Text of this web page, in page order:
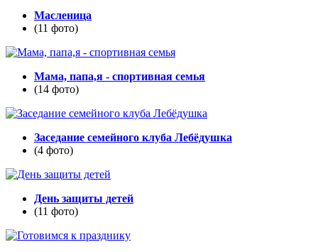
Масленица
(11 фото)
Мама, папа,я - спортивная семья
(14 фото)
Заседание семейного клуба Лебёдушка
(4 фото)
День защиты детей
(11 фото)